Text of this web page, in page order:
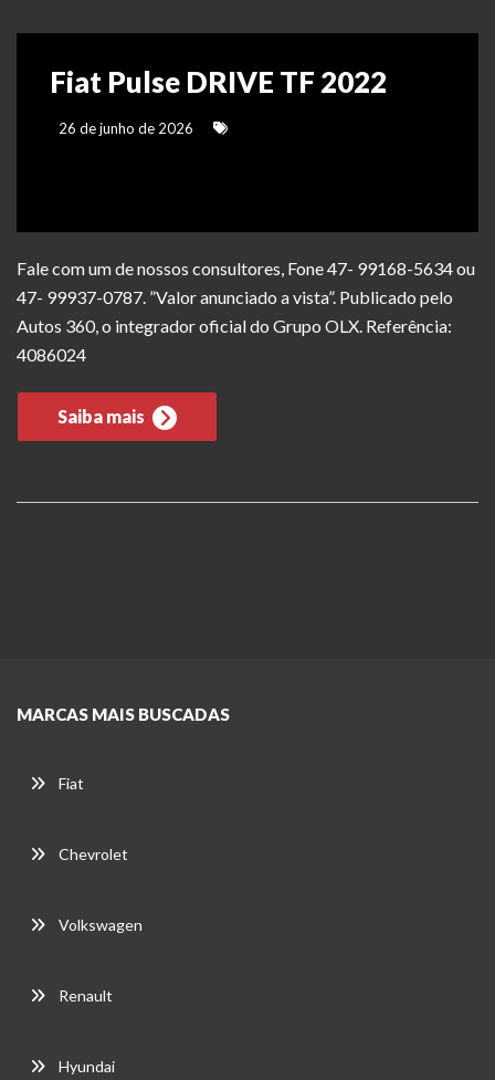
Fiat Pulse DRIVE TF 2022
26 de junho de 2026
Fale com um de nossos consultores, Fone 47- 99168-5634 ou
47- 99937-0787. ”Valor anunciado a vista”. Publicado pelo
Autos 360, o integrador oficial do Grupo OLX. Referência:
4086024
Saiba mais
MARCAS MAIS BUSCADAS
Fiat
Chevrolet
Volkswagen
Renault
Hyundai